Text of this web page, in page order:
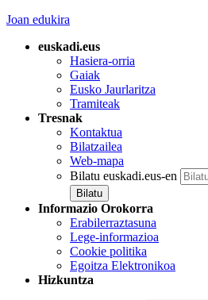
Joan edukira
euskadi.eus
Hasiera-orria
Gaiak
Eusko Jaurlaritza
Tramiteak
Tresnak
Kontaktua
Bilatzailea
Web-mapa
Bilatu euskadi.eus-en
Informazio Orokorra
Erabilerraztasuna
Lege-informazioa
Cookie politika
Egoitza Elektronikoa
Hizkuntza